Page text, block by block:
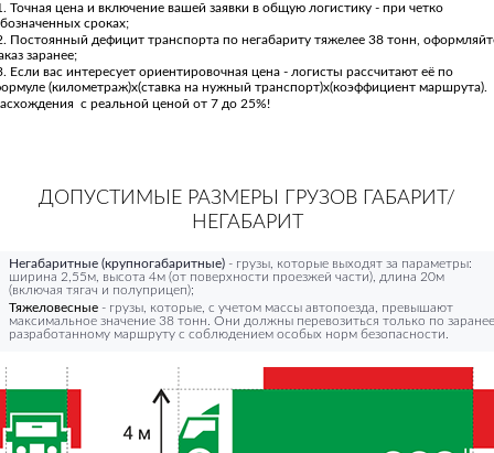
Точная цена и включение вашей заявки в общую логистику - при четко
сроках;
Постоянный дефицит транспорта по негабариту тяжелее 38 тонн,
заранее;
Если вас интересует ориентировочная цена - логисты рассчитают её по
(километраж)х(ставка на нужный транспорт)х(коэффициент маршрута).
с реальной ценой от 7 до 25%!
ДОПУСТИМЫЕ РАЗМЕРЫ ГРУЗОВ ГАБАРИТ/
НЕГАБАРИТ
Негабаритные (крупногабаритные) - грузы, которые выходят за параметры:
ширина 2,55м, высота 4м (от поверхности проезжей части), длина 20м
(включая тягач и полуприцеп);
Тяжеловесные - грузы, которые, с учетом массы автопоезда, превышают
максимальное значение 38 тонн. Они должны перевозиться только по заранее
разработанному маршруту с соблюдением особых норм безопасности.